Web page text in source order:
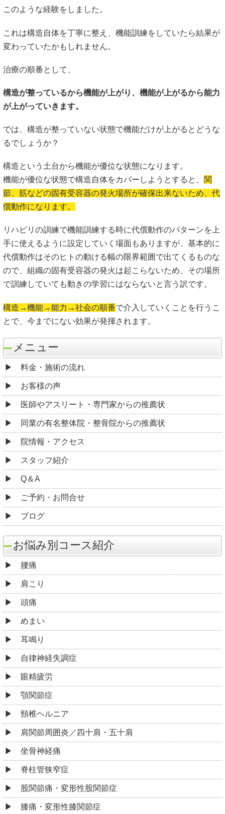
このような経験をしました。
これは構造自体を丁寧に整え、機能訓練をしていたら結果が
変わっていたかもしれません。
治療の順番として、
構造が整っているから機能が上がり、機能が上がるから能力
が上がっていきます。
では、構造が整っていない状態で機能だけが上がるとどうな
るでしょうか？
構造という土台から機能が優位な状態になります。
機能が優位な状態で構造自体をカバーしようとすると、 関
節、筋などの固有受容器の発火場所が確保出来ないため、代
償動作になります。
リハビリの訓練で機能訓練する時に代償動作のパターンを上
手に使えるように設定していく場面もありますが、基本的に
代償動作はそのヒトの動ける幅の限界範囲で出てくるものな
ので、組織の固有受容器の発火は起こらないため、その場所
で訓練していても動きの学習にはならないと言う訳です。
構造→機能→能力→社会の順番で介入していくことを行うこ
とで、今までにない効果が発揮されます。
メニュー
料金・施術の流れ
お客様の声
医師やアスリート・専門家からの推薦状
同業の有名整体院・整骨院からの推薦状
院情報・アクセス
スタッフ紹介
Q＆A
ご予約・お問合せ
ブログ
お悩み別コース紹介
腰痛
肩こり
頭痛
めまい
耳鳴り
自律神経失調症
眼精疲労
顎関節症
頸椎ヘルニア
肩関節周囲炎／四十肩・五十肩
坐骨神経痛
脊柱管狭窄症
股関節痛・変形性股関節症
膝痛・変形性膝関節症